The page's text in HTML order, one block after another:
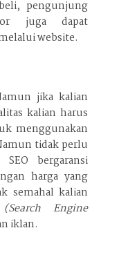
pengunjung
juga dapat
website.
jika kalian
kalian harus
menggunakan
tidak perlu
bergaransi
harga yang
semahal kalian
(Search Engine
iklan.